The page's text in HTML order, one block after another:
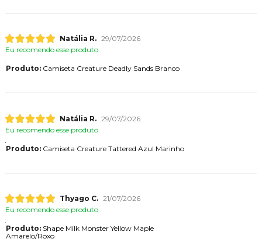
Natália R. 29/07/2026
Eu recomendo esse produto.
Produto:Camiseta Creature Deadly Sands Branco
Natália R. 29/07/2026
Eu recomendo esse produto.
Produto:Camiseta Creature Tattered Azul Marinho
Thyago C. 21/07/2026
Eu recomendo esse produto.
Produto:Shape Milk Monster Yellow Maple
Amarelo/Roxo